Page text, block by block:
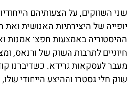
שני השווקים, על הצעותיהם
יופייה של היצירתיות האנושית
ההיסטוריה באמצעות חפצי אמנות
חיוניים לתרבות השוק של ורנאס,
מעבר לעסקאות גרידא. כשדיברנו
שוק חלי גסטרו וההיצע הייחודי שלו,